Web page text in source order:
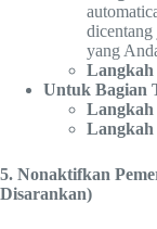
yang
Langkah
Untuk Bagian
Langkah
Langkah
5. Nonaktifkan
Disarankan)